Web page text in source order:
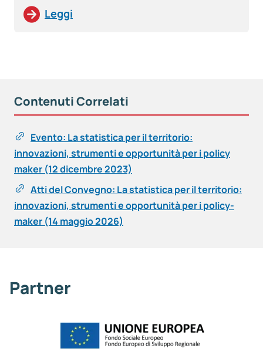
Partner
Leggi
Contenuti Correlati
Evento: La statistica per il territorio:
innovazioni, strumenti e opportunità per i policy
maker (12 dicembre 2023)
Atti del Convegno: La statistica per il territorio:
innovazioni, strumenti e opportunità per i policy-
maker (14 maggio 2026)